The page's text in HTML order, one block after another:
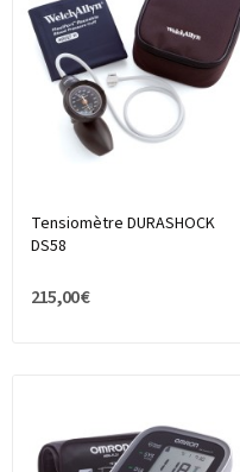
Tensiomètre DURASHOCK
DS58
215,00 €